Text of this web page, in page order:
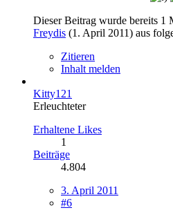
Dieser Beitrag wurde bereits 1
Freydis (1. April 2011) aus
Zitieren
Inhalt melden
Kitty121
Erleuchteter
Erhaltene Likes
1
Beiträge
4.804
3. April 2011
#6